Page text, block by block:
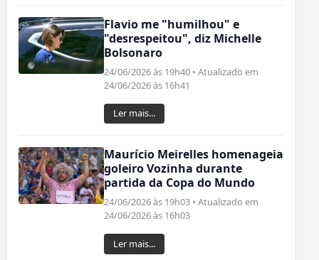
Flavio me "humilhou" e
"desrespeitou", diz Michelle
Bolsonaro
24/06/2026 às 19h40 • Atualizado em
24/06/2026 às 16h41
Ler mais...
Maurício Meirelles homenageia
goleiro Vozinha durante
partida da Copa do Mundo
24/06/2026 às 19h03 • Atualizado em
24/06/2026 às 16h03
Ler mais...